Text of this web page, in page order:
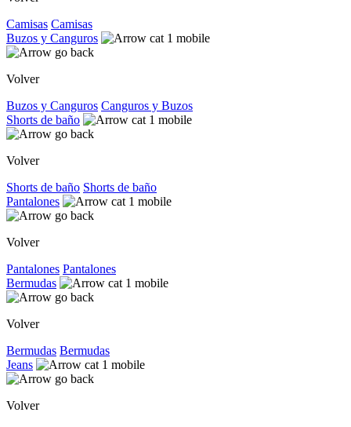
Camisas Camisas
Buzos y Canguros
Volver
Buzos y Canguros Canguros y Buzos
Shorts de baño
Volver
Shorts de baño Shorts de baño
Pantalones
Volver
Pantalones Pantalones
Bermudas
Volver
Bermudas Bermudas
Jeans
Volver